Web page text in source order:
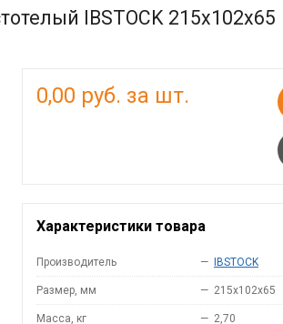
IBSTOCK 215x102x65
0,00 руб. за шт.
Характеристики товара
Производитель — IBSTOCK
Размер, мм — 215x102x65
Масса, кг — 2,70